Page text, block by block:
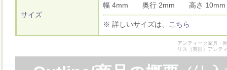
サイズ
幅 4mm 奥行 2mm 高さ
※ 詳しいサイズは、 こちら
アンティーク家具・
リス（英国）アンテ